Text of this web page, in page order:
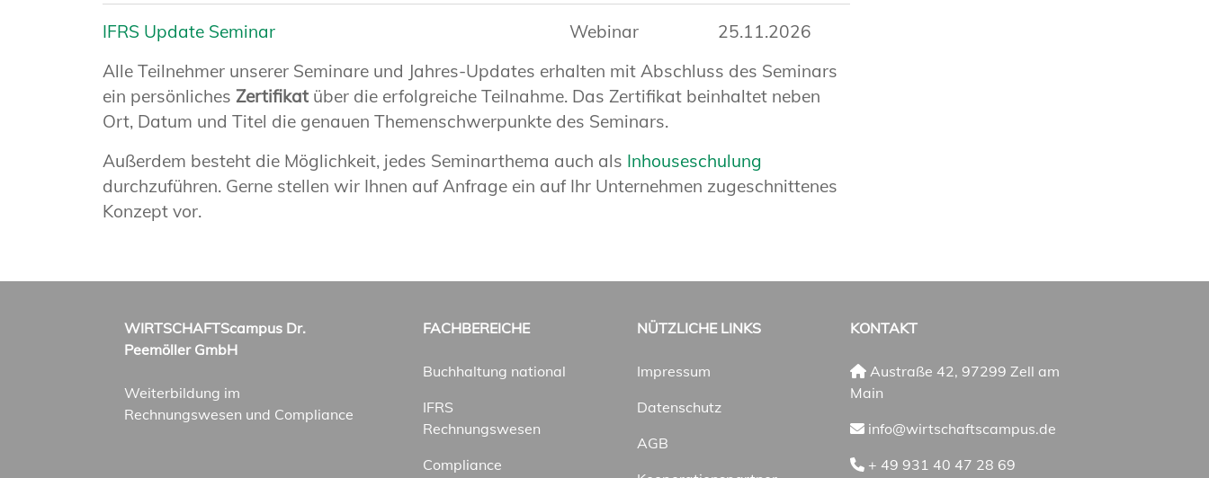
IFRS Update Seminar Webinar
25.11.2026
Alle Teilnehmer unserer Seminare und Jahres-Updates erhalten mit Abschluss des Seminars
ein persönliches Zertifikat über die erfolgreiche Teilnahme. Das Zertifikat beinhaltet neben
Ort, Datum und Titel die genauen Themenschwerpunkte des Seminars.
Außerdem besteht die Möglichkeit, jedes Seminarthema auch als Inhouseschulung
durchzuführen. Gerne stellen wir Ihnen auf Anfrage ein auf Ihr Unternehmen zugeschnittenes
Konzept vor.
WIRTSCHAFTScampus Dr.
Peemöller GmbH
Weiterbildung im
Rechnungswesen und Compliance
FACHBEREICHE
Buchhaltung national
IFRS
Rechnungswesen
Compliance
NÜTZLICHE LINKS
Impressum
Datenschutz
AGB
KONTAKT
Austraße 42, 97299 Zell am
Main
info@wirtschaftscampus.de
+ 49 931 40 47 28 69